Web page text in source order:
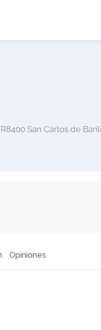
San Carlos de
Opiniones